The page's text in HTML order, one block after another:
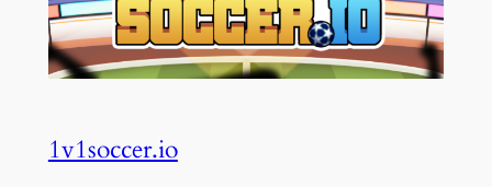
1v1soccer.io